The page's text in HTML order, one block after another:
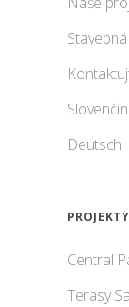
Deutsch
PROJEKTY
Central
Terasy